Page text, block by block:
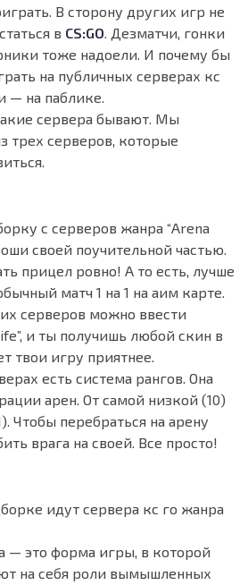
В сторону других игр не
в CS:GO. Дезматчи, гонки
тоже надоели. И почему бы
на публичных серверах кс
— на паблике.
сервера бывают. Мы
трех серверов, которые
с серверов жанра “Arena
своей поучительной частью.
прицел ровно! А то есть, лучше
матч 1 на 1 на аим карте.
серверов можно ввести
и ты получишь любой скин в
твои игру приятнее.
есть система рангов. Она
арен. От самой низкой (10)
Чтобы перебраться на арену
врага на своей. Все просто!
идут сервера кс го жанра
— это форма игры, в которой
на себя роли вымышленных